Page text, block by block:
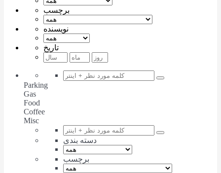
برچسب
نویسنده
تاریخ
Parking
Gas
Food
Coffee
Misc
دسته بندی
برچسب